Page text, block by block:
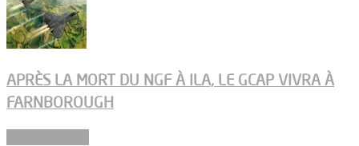
APRÈS LA MORT DU NGF À ILA, LE GCAP VIVRA À
FARNBOROUGH